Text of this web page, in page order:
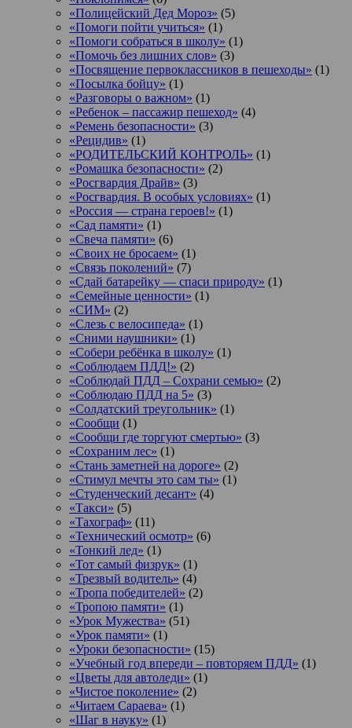
«Полицейский Дед Мороз» (5)
«Помоги пойти учиться» (1)
«Помоги собраться в школу» (1)
«Помочь без лишних слов» (3)
«Посвящение первоклассников в пешеходы» (1)
«Посылка бойцу» (1)
«Разговоры о важном» (1)
«Ребенок – пассажир пешеход» (4)
«Ремень безопасности» (3)
«Рецидив» (1)
«РОДИТЕЛЬСКИЙ КОНТРОЛЬ» (1)
«Ромашка безопасности» (2)
«Росгвардия Драйв» (3)
«Росгвардия. В особых условиях» (1)
«Россия — страна героев!» (1)
«Сад памяти» (1)
«Свеча памяти» (6)
«Своих не бросаем» (1)
«Связь поколений» (7)
«Сдай батарейку — спаси природу» (1)
«Семейные ценности» (1)
«СИМ» (2)
«Слезь с велосипеда» (1)
«Сними наушники» (1)
«Собери ребёнка в школу» (1)
«Соблюдаем ПДД!» (2)
«Соблюдай ПДД – Сохрани семью» (2)
«Соблюдаю ПДД на 5» (3)
«Солдатский треугольник» (1)
«Сообщи (1)
«Сообщи где торгуют смертью» (3)
«Сохраним лес» (1)
«Стань заметней на дороге» (2)
«Стимул мечты это сам ты» (1)
«Студенческий десант» (4)
«Такси» (5)
«Тахограф» (11)
«Технический осмотр» (6)
«Тонкий лед» (1)
«Тот самый физрук» (1)
«Трезвый водитель» (4)
«Тропа победителей» (2)
«Тропою памяти» (1)
«Урок Мужества» (51)
«Урок памяти» (1)
«Уроки безопасности» (15)
«Учебный год впереди – повторяем ПДД» (1)
«Цветы для автоледи» (1)
«Чистое поколение» (2)
«Читаем Сараева» (1)
«Шаг в науку» (1)